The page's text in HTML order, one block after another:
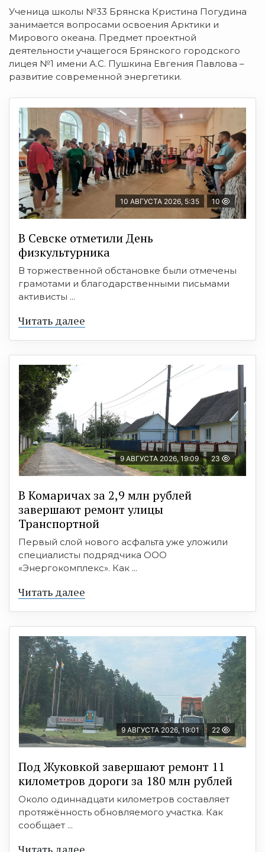
Ученица школы №33 Брянска Кристина Погудина
занимается вопросами освоения Арктики и
Мирового океана. Предмет проектной
деятельности учащегося Брянского городского
лицея №1 имени А.С. Пушкина Евгения Павлова –
развитие современной энергетики.
10 АВГУСТА 2026, 5:35 10
В Севске отметили День
физкультурника
В торжественной обстановке были отмечены
грамотами и благодарственными письмами
активисты ...
Читать далее
9 АВГУСТА 2026, 19:09 23
В Комаричах за 2,9 млн рублей
завершают ремонт улицы
Транспортной
Первый слой нового асфальта уже уложили
специалисты подрядчика ООО
«Энергокомплекс». Как ...
Читать далее
9 АВГУСТА 2026, 19:01 22
Под Жуковкой завершают ремонт 11
километров дороги за 180 млн рублей
Около одиннадцати километров составляет
протяжённость обновляемого участка. Как
сообщает ...
Читать далее